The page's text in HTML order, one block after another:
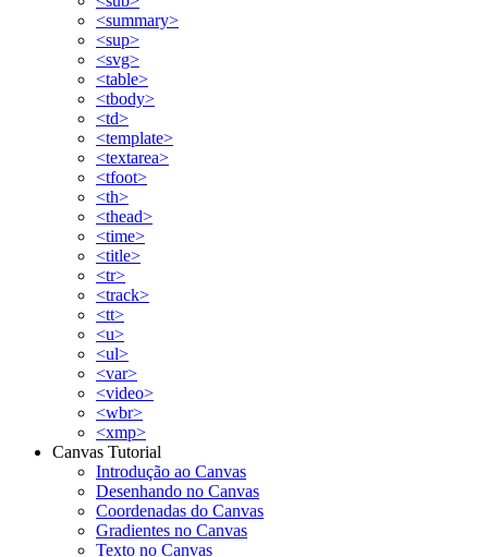
<summary>
<sup>
<svg>
<table>
<tbody>
<td>
<template>
<textarea>
<tfoot>
<th>
<thead>
<time>
<title>
<tr>
<track>
<tt>
<u>
<ul>
<var>
<video>
<wbr>
<xmp>
Canvas Tutorial
Introdução ao Canvas
Desenhando no Canvas
Coordenadas do Canvas
Gradientes no Canvas
Texto no Canvas